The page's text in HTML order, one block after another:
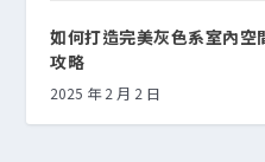
如何打造完美灰色系室內
攻略
2025 年 2 月 2 日